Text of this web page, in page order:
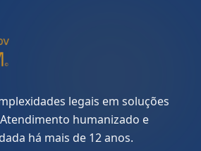
legais em soluções
humanizado e
há mais de 12 anos.